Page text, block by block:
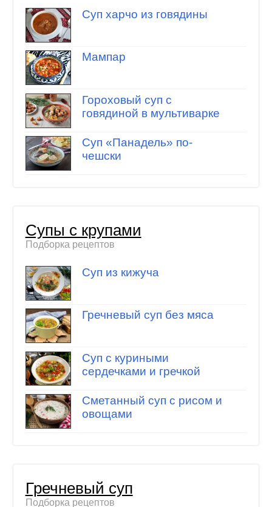
Суп харчо из говядины
Мампар
Гороховый суп с
говядиной в мультиварке
Суп «Панадель» по-
чешски
Супы с крупами
Подборка рецептов
Суп из кижуча
Гречневый суп без мяса
Суп с куриными
сердечками и гречкой
Сметанный суп с рисом и
овощами
Гречневый суп
Подборка рецептов